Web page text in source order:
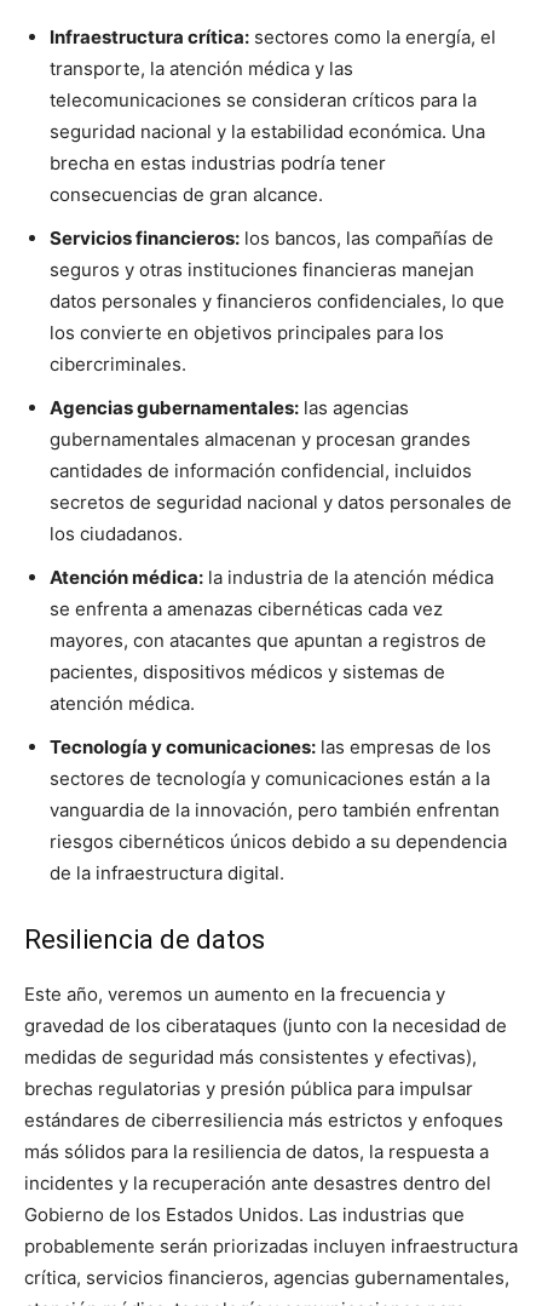
Infraestructura crítica: sectores como la energía, el
transporte, la atención médica y las
telecomunicaciones se consideran críticos para la
seguridad nacional y la estabilidad económica. Una
brecha en estas industrias podría tener
consecuencias de gran alcance.
Servicios financieros: los bancos, las compañías de
seguros y otras instituciones financieras manejan
datos personales y financieros confidenciales, lo que
los convierte en objetivos principales para los
cibercriminales.
Agencias gubernamentales: las agencias
gubernamentales almacenan y procesan grandes
cantidades de información confidencial, incluidos
secretos de seguridad nacional y datos personales de
los ciudadanos.
Atención médica: la industria de la atención médica
se enfrenta a amenazas cibernéticas cada vez
mayores, con atacantes que apuntan a registros de
pacientes, dispositivos médicos y sistemas de
atención médica.
Tecnología y comunicaciones: las empresas de los
sectores de tecnología y comunicaciones están a la
vanguardia de la innovación, pero también enfrentan
riesgos cibernéticos únicos debido a su dependencia
de la infraestructura digital.
Resiliencia de datos
Este año, veremos un aumento en la frecuencia y
gravedad de los ciberataques (junto con la necesidad de
medidas de seguridad más consistentes y efectivas),
brechas regulatorias y presión pública para impulsar
estándares de ciberresiliencia más estrictos y enfoques
más sólidos para la resiliencia de datos, la respuesta a
incidentes y la recuperación ante desastres dentro del
Gobierno de los Estados Unidos. Las industrias que
probablemente serán priorizadas incluyen infraestructura
crítica, servicios financieros, agencias gubernamentales,